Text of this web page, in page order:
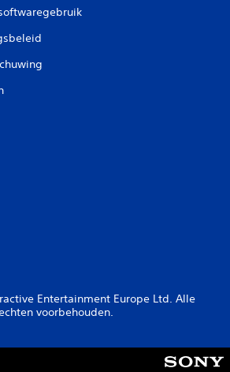
Entertainment Europe Ltd. Alle
voorbehouden.